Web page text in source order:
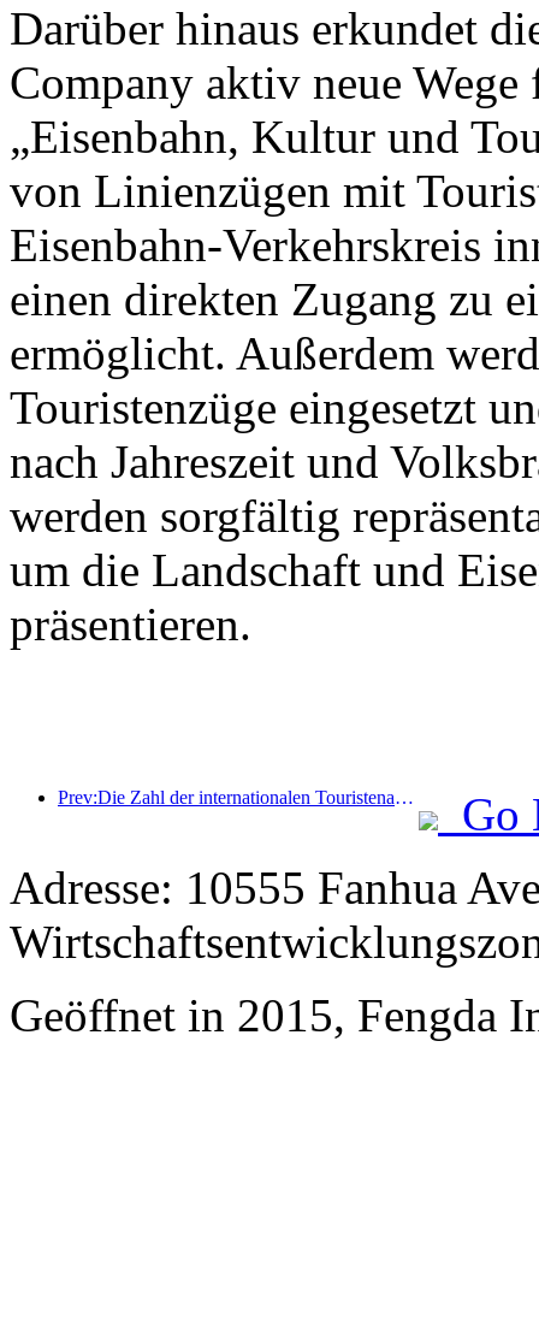
Darüber hinaus erkundet
Company aktiv neue
„Eisenbahn, Kultur und
von Linienzügen mit
Eisenbahn-Verkehrskreis
einen direkten Zugang zu
ermöglicht. Außerdem
Touristenzüge eingesetzt
nach Jahreszeit und
werden sorgfältig
um die Landschaft und
präsentieren.
Prev:Die Zahl der internationalen Touristenankünfte stieg im ersten Halbjahr im Vergleich zum Vorjahr um 5 %
Go
Adresse: 10555 Fanhua
Geöffnet in 2015, Fengda